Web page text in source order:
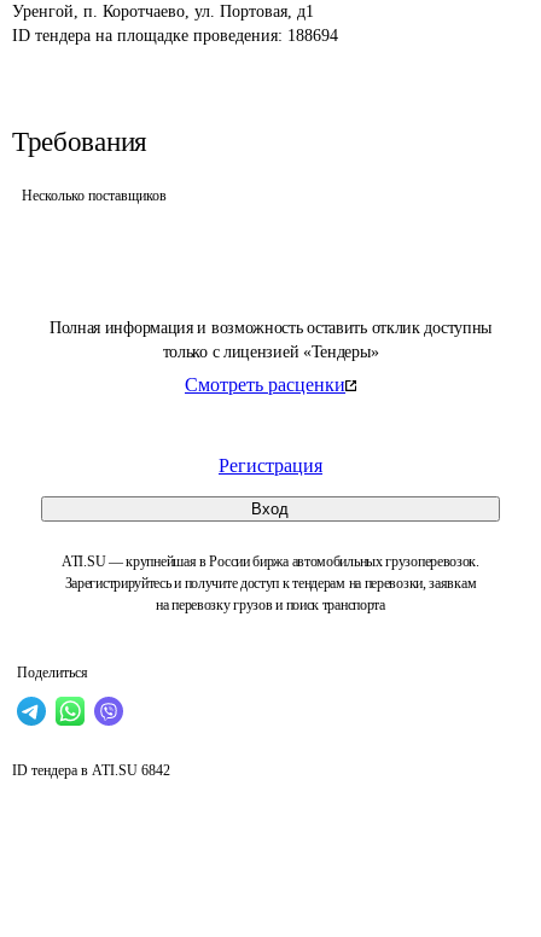
Полная информация и возможность оставить отклик доступны
только с лицензией «Тендеры»
Смотреть расценки
Регистрация
Вход
ATI.SU — крупнейшая в России биржа автомобильных грузоперевозок.
Зарегистрируйтесь и получите доступ к тендерам на перевозки, заявкам
на перевозку грузов и поиск транспорта
Поделиться
Уренгой, п. Коротчаево, ул. Портовая, д1
ID тендера на площадке проведения: 188694
Требования
Несколько поставщиков
ID тендера в ATI.SU 6842